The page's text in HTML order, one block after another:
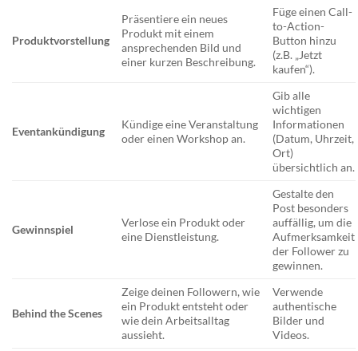
Produktvorstellung
Präsentiere ein neues
Produkt mit einem
ansprechenden Bild und
einer kurzen Beschreibung.
Füge einen Call-
to-Action-
Button hinzu
(z.B. „Jetzt
kaufen“).
Eventankündigung
Kündige eine Veranstaltung
oder einen Workshop an.
Gib alle
wichtigen
Informationen
(Datum, Uhrzeit,
Ort)
übersichtlich an.
Gewinnspiel
Verlose ein Produkt oder
eine Dienstleistung.
Gestalte den
Post besonders
auffällig, um die
Aufmerksamkeit
der Follower zu
gewinnen.
Behind the Scenes
Zeige deinen Followern, wie
ein Produkt entsteht oder
wie dein Arbeitsalltag
aussieht.
Verwende
authentische
Bilder und
Videos.